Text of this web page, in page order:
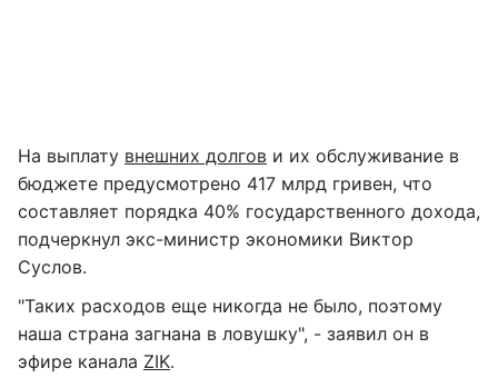
На выплату внешних долгов и их обслуживание в
бюджете предусмотрено 417 млрд гривен, что
составляет порядка 40% государственного дохода,
подчеркнул экс-министр экономики Виктор
Суслов.
"Таких расходов еще никогда не было, поэтому
наша страна загнана в ловушку", - заявил он в
эфире канала ZIK.